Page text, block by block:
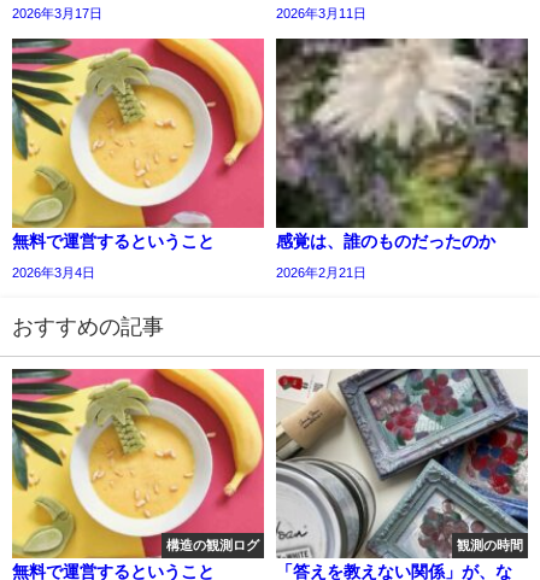
2026年3月17日 2026年3月11日
無料で運営するということ
2026年3月4日
感覚は、誰のものだったのか
2026年2月21日
おすすめの記事
構造の観測ログ
無料で運営するということ
観測の時間
「答えを教えない関係」が、な